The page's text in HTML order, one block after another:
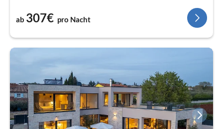
ab 307€ pro Nacht